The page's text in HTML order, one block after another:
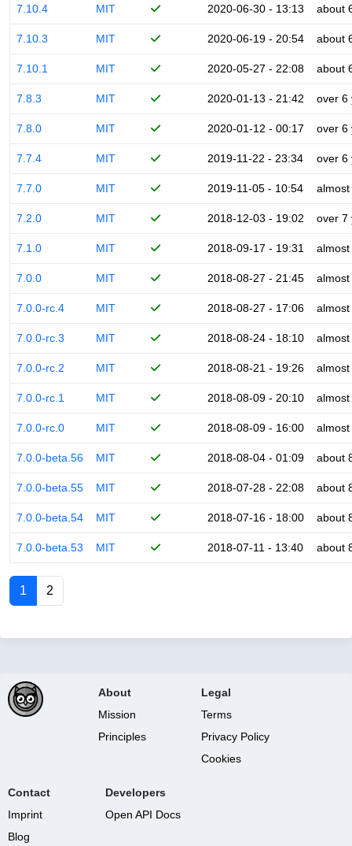
7.10.4 MIT 2020-06-30 - 13:13 about
7.10.3 MIT 2020-06-19 - 20:54 about
7.10.1 MIT 2020-05-27 - 22:08 about
7.8.3 MIT 2020-01-13 - 21:42 over 6
7.8.0 MIT 2020-01-12 - 00:17 over 6
7.7.4 MIT 2019-11-22 - 23:34 over 6
7.7.0 MIT 2019-11-05 - 10:54
7.2.0 MIT 2018-12-03 - 19:02 over 7
7.1.0 MIT 2018-09-17 - 19:31
7.0.0 MIT 2018-08-27 - 21:45
7.0.0-rc.4 MIT 2018-08-27 - 17:06
7.0.0-rc.3 MIT 2018-08-24 - 18:10
7.0.0-rc.2 MIT 2018-08-21 - 19:26
7.0.0-rc.1 MIT 2018-08-09 - 20:10
7.0.0-rc.0 MIT 2018-08-09 - 16:00
7.0.0-beta.56 MIT 2018-08-04 - 01:09 about
7.0.0-beta.55 MIT 2018-07-28 - 22:08 about
7.0.0-beta.54 MIT 2018-07-16 - 18:00 about
7.0.0-beta.53 MIT 2018-07-11 - 13:40 about
1 2
About
Mission
Principles
Legal
Terms
Privacy Policy
Cookies
Contact
Imprint
Blog
Developers
Open API Docs